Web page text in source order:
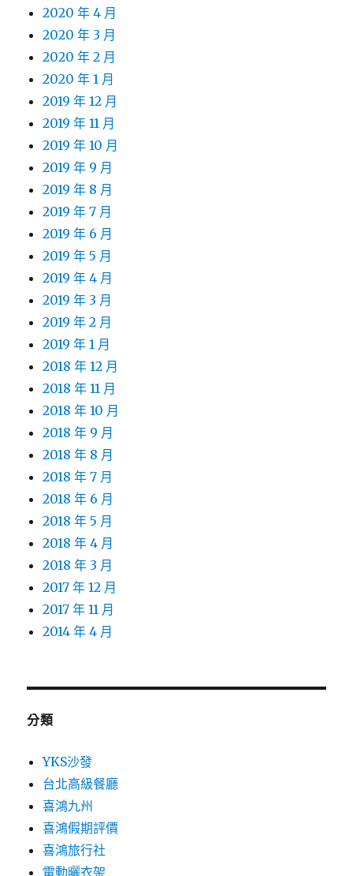
2020 年 4 月
2020 年 3 月
2020 年 2 月
2020 年 1 月
2019 年 12 月
2019 年 11 月
2019 年 10 月
2019 年 9 月
2019 年 8 月
2019 年 7 月
2019 年 6 月
2019 年 5 月
2019 年 4 月
2019 年 3 月
2019 年 2 月
2019 年 1 月
2018 年 12 月
2018 年 11 月
2018 年 10 月
2018 年 9 月
2018 年 8 月
2018 年 7 月
2018 年 6 月
2018 年 5 月
2018 年 4 月
2018 年 3 月
2017 年 12 月
2017 年 11 月
2014 年 4 月
分類
YKS沙發
台北高級餐廳
喜鴻九州
喜鴻假期評價
喜鴻旅行社
電動曬衣架